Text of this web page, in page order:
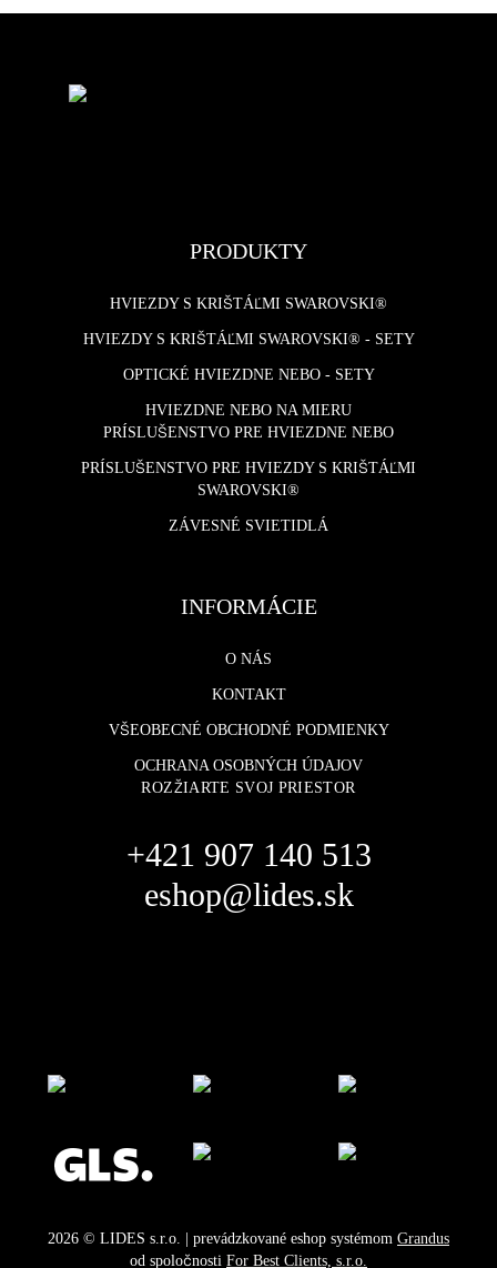
PRODUKTY
HVIEZDY S KRIŠTÁĽMI SWAROVSKI®
HVIEZDY S KRIŠTÁĽMI SWAROVSKI® - SETY
OPTICKÉ HVIEZDNE NEBO - SETY
HVIEZDNE NEBO NA MIERU
PRÍSLUŠENSTVO PRE HVIEZDNE NEBO
PRÍSLUŠENSTVO PRE HVIEZDY S KRIŠTÁĽMI
SWAROVSKI®
ZÁVESNÉ SVIETIDLÁ
INFORMÁCIE
O NÁS
KONTAKT
VŠEOBECNÉ OBCHODNÉ PODMIENKY
OCHRANA OSOBNÝCH ÚDAJOV
ROZŽIARTE SVOJ PRIESTOR
+421 907 140 513
eshop@lides.sk
2026 © LIDES s.r.o. | prevádzkované eshop systémom Grandus
od spoločnosti For Best Clients, s.r.o.